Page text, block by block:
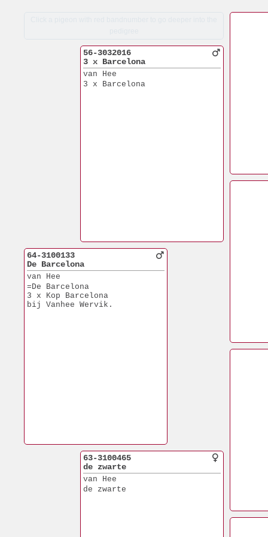
64-3100133
De Barcelona
van Hee
=De Barcelona
3 x Kop Barcelona
bij Vanhee Wervik.
56-3032016
3 x Barcelona
van Hee
3 x Barcelona
63-3100465
de zwarte
van Hee
de zwarte